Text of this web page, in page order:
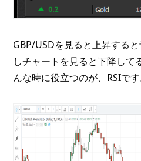
GBP/USDを見ると上昇する
しチャートを見ると下降して
んな時に役立つのが、RSIです